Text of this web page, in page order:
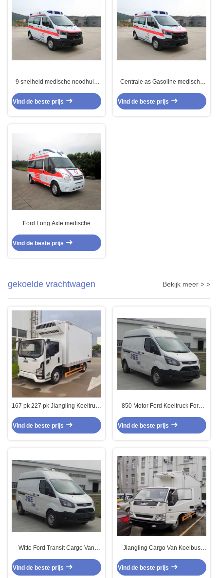
9 snelheid medische noodhulp
Middenas
Vind de beste prijs
Centrale as Gasoline medische
Voorwiel aandrijving
Vind de beste prijs
Ford Long Axle medische
zitplaatsen voorste achterste
aandrijving 4 × 2
Vind de beste prijs
gekoelde vrachtwagen Bekijk meer > >
167 pk 227 pk Jiangling Koeltruck
Vind de beste prijs
850 Motor Ford Koeltruck Ford
Vind de beste prijs
Witte Ford Transit Cargo Van
Vind de beste prijs
Jiangling Cargo Van Koelbus
Handgeschakelde transmissie
Vind de beste prijs